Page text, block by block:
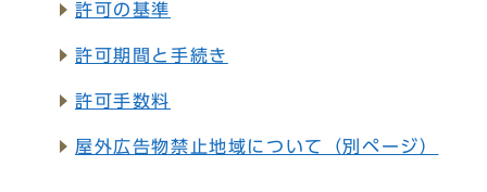
許可の基準
許可期間と手続き
許可手数料
屋外広告物禁止地域について（別ページ）